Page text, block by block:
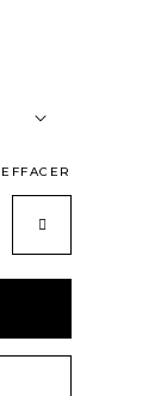
EFFACER